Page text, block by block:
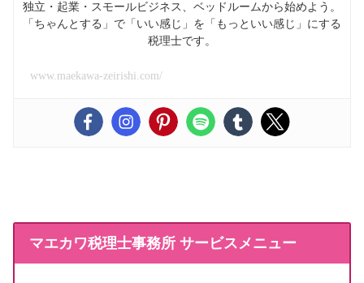
独立・起業・スモールビジネス、ベッドルームから始めよう。
「ちゃんとする」で「いい感じ」を「もっといい感じ」にする
税理士です。
www.maekawa-zeirishi.com/
マエカワ税理士事務所 サービスメニュー